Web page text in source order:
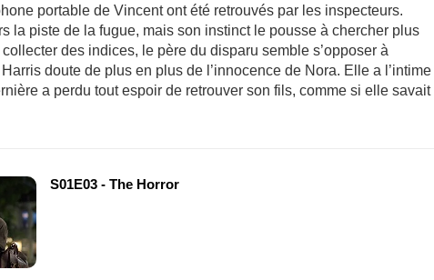
portable de Vincent ont été retrouvés par les inspecteurs.
la piste de la fugue, mais son instinct le pousse à chercher plus
collecter des indices, le père du disparu semble s’opposer à
Harris doute de plus en plus de l’innocence de Nora. Elle a l’intime
a perdu tout espoir de retrouver son fils, comme si elle savait
S01E03 - The Horror